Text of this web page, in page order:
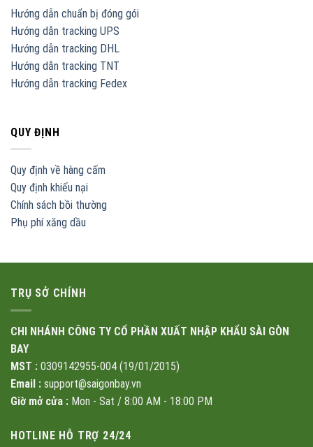
Hướng dẫn chuẩn bị đóng gói
Hướng dẫn tracking UPS
Hướng dẫn tracking DHL
Hướng dẫn tracking TNT
Hướng dẫn tracking Fedex
QUY ĐỊNH
Quy định về hàng cấm
Quy định khiếu nại
Chính sách bồi thường
Phụ phí xăng dầu
TRỤ SỞ CHÍNH
CHI NHÁNH CÔNG TY CỔ PHẦN XUẤT NHẬP KHẨU SÀI GÒN
BAY
MST : 0309142955-004 (19/01/2015)
Email : support@saigonbay.vn
Giờ mở cửa : Mon - Sat / 8:00 AM - 18:00 PM
HOTLINE HỖ TRỢ 24/24